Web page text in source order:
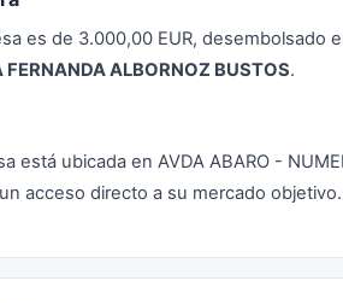
es de 3.000,00 EUR, desembolsado
FERNANDA ALBORNOZ BUSTOS.
está ubicada en AVDA ABARO -
acceso directo a su mercado objetivo.